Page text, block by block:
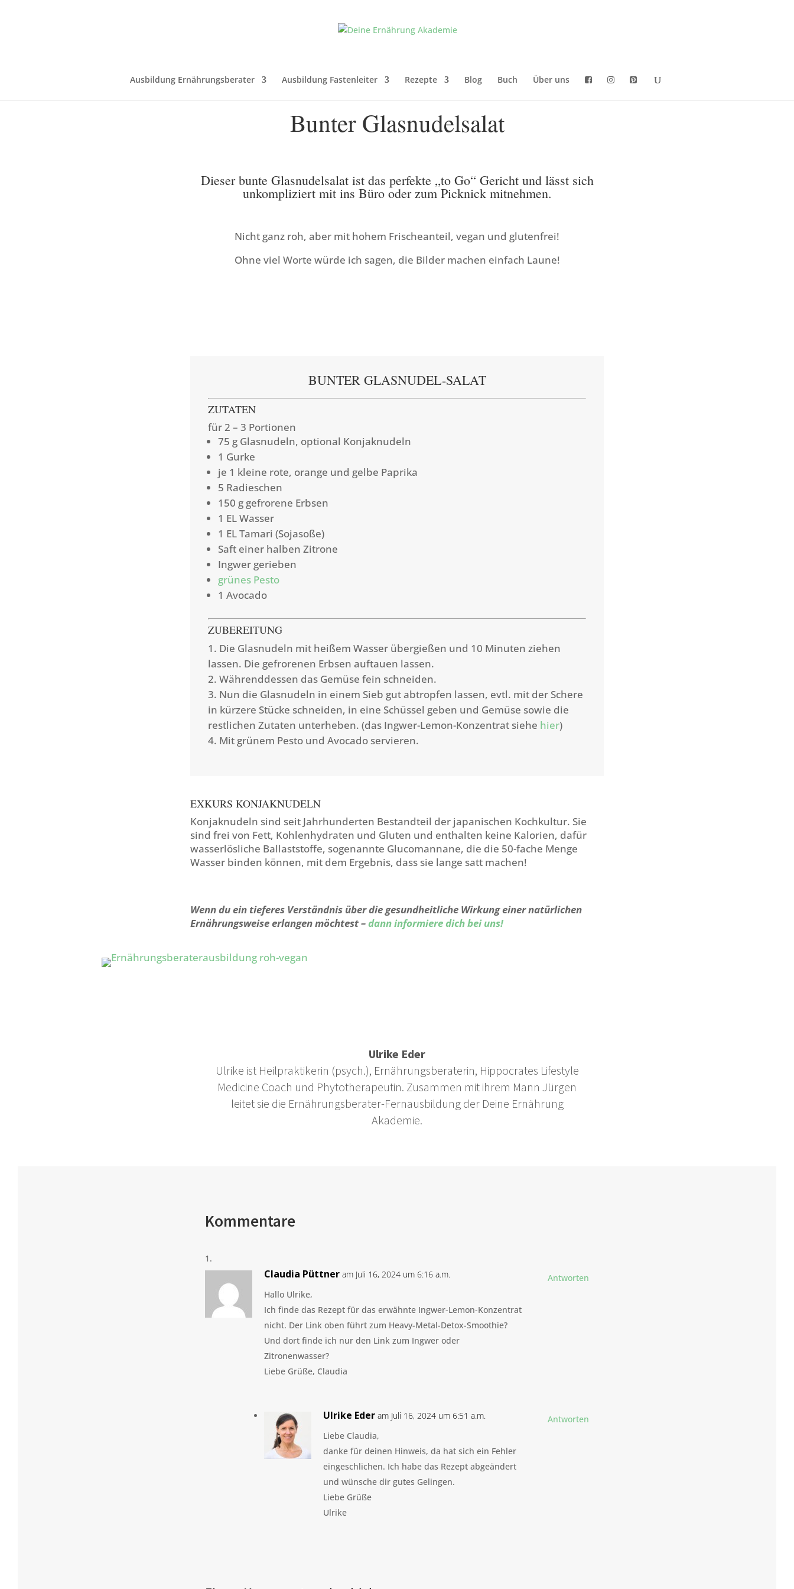
Ausbildung Ernährungsberater Ausbildung Fastenleiter Rezepte Blog Buch Über uns
Bunter Glasnudelsalat
Dieser bunte Glasnudelsalat ist das perfekte „to Go“ Gericht und lässt sich
unkompliziert mit ins Büro oder zum Picknick mitnehmen.
Nicht ganz roh, aber mit hohem Frischeanteil, vegan und glutenfrei!
Ohne viel Worte würde ich sagen, die Bilder machen einfach Laune!
BUNTER GLASNUDEL-SALAT
ZUTATEN
für 2 – 3 Portionen
75 g Glasnudeln, optional Konjaknudeln
1 Gurke
je 1 kleine rote, orange und gelbe Paprika
5 Radieschen
150 g gefrorene Erbsen
1 EL Wasser
1 EL Tamari (Sojasoße)
Saft einer halben Zitrone
Ingwer gerieben
grünes Pesto
1 Avocado
ZUBEREITUNG
Die Glasnudeln mit heißem Wasser übergießen und 10 Minuten ziehen
lassen. Die gefrorenen Erbsen auftauen lassen.
Währenddessen das Gemüse fein schneiden.
Nun die Glasnudeln in einem Sieb gut abtropfen lassen, evtl. mit der Schere
in kürzere Stücke schneiden, in eine Schüssel geben und Gemüse sowie die
restlichen Zutaten unterheben. (das Ingwer-Lemon-Konzentrat siehe hier)
Mit grünem Pesto und Avocado servieren.
EXKURS KONJAKNUDELN
Konjaknudeln sind seit Jahrhunderten Bestandteil der japanischen Kochkultur. Sie
sind frei von Fett, Kohlenhydraten und Gluten und enthalten keine Kalorien, dafür
wasserlösliche Ballaststoffe, sogenannte Glucomannane, die die 50-fache Menge
Wasser binden können, mit dem Ergebnis, dass sie lange satt machen!
Wenn du ein tieferes Verständnis über die gesundheitliche Wirkung einer natürlichen
Ernährungsweise erlangen möchtest –dann informiere dich bei uns!
Ulrike Eder
Ulrike ist Heilpraktikerin (psych.), Ernährungsberaterin, Hippocrates Lifestyle
Medicine Coach und Phytotherapeutin. Zusammen mit ihrem Mann Jürgen
leitet sie die Ernährungsberater-Fernausbildung der Deine Ernährung
Akademie.
Kommentare
Claudia Püttner am Juli 16, 2024 um 6:16 a.m.
Hallo Ulrike,
Ich finde das Rezept für das erwähnte Ingwer-Lemon-Konzentrat
nicht. Der Link oben führt zum Heavy-Metal-Detox-Smoothie?
Und dort finde ich nur den Link zum Ingwer oder
Zitronenwasser?
Liebe Grüße, Claudia
Antworten
Ulrike Eder am Juli 16, 2024 um 6:51 a.m.
Liebe Claudia,
danke für deinen Hinweis, da hat sich ein Fehler
eingeschlichen. Ich habe das Rezept abgeändert
und wünsche dir gutes Gelingen.
Liebe Grüße
Ulrike
Antworten